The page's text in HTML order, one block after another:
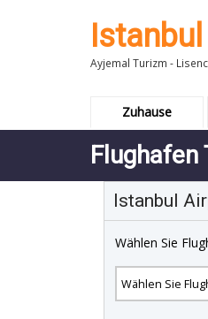
Istanbul
Ayjemal Turizm -
Zuhause
Flughafen
Istanbul
Wählen Sie